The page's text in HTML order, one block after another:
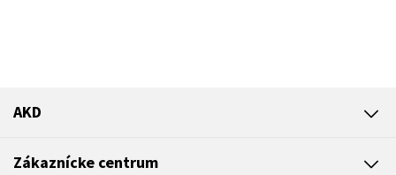
AKD
Zákaznícke centrum